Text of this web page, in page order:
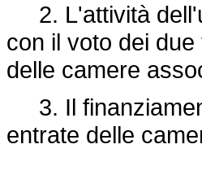
2. L'attività
con il voto dei
delle camere
3. Il
entrate delle